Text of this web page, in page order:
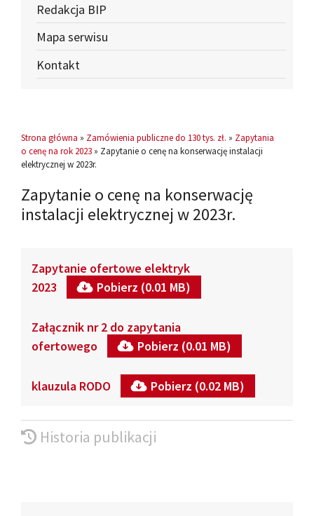
Strona główna » Zamówienia publiczne do 130 tys. zł. » Zapytania
o cenę na rok 2023 » Zapytanie o cenę na konserwację instalacji
elektrycznej w 2023r.
Zapytanie o cenę na konserwację
instalacji elektrycznej w 2023r.
Zapytanie ofertowe elektryk
2023
Pobierz (0.01 MB)
Załącznik nr 2 do zapytania
ofertowego
Pobierz (0.01 MB)
klauzula RODO Pobierz (0.02 MB)
Historia publikacji
Redakcja BIP
Mapa serwisu
Kontakt